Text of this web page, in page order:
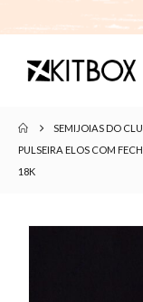
SEMIJOIAS DO
PULSEIRA ELOS COM
18K